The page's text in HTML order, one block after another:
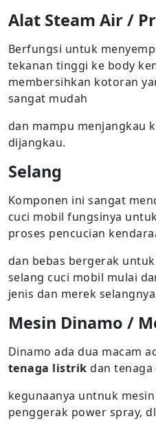
Alat Steam Air /
Berfungsi untuk
tekanan tinggi ke body
membersihkan kotoran
sangat mudah
dan mampu menjangkau
dijangkau.
Selang
Komponen ini sangat
cuci mobil fungsinya
proses pencucian
dan bebas bergerak
selang cuci mobil mulai
jenis dan merek
Mesin Dinamo /
Dinamo ada dua macam
tenaga listrik dan tenaga
kegunaanya untnuk
penggerak power spray,